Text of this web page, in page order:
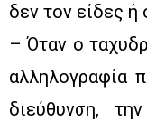
δεν τον είδες ή
– Όταν ο
αλληλογραφία
διεύθυνση,